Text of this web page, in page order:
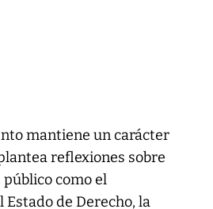
mantiene un carácter
reflexiones sobre
como el
de Derecho, la